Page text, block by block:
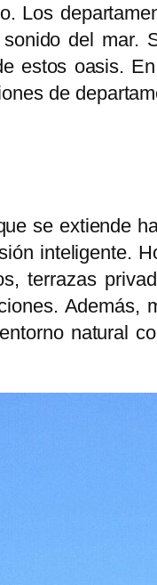
Los
del mar.
estos oasis.
de
se extiende
inteligente.
terrazas
Además,
natural